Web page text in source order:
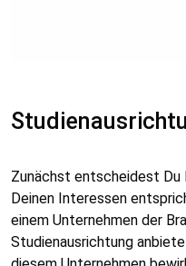
Zunächst entscheidest Du
Deinen Interessen
einem Unternehmen der
Studienausrichtung